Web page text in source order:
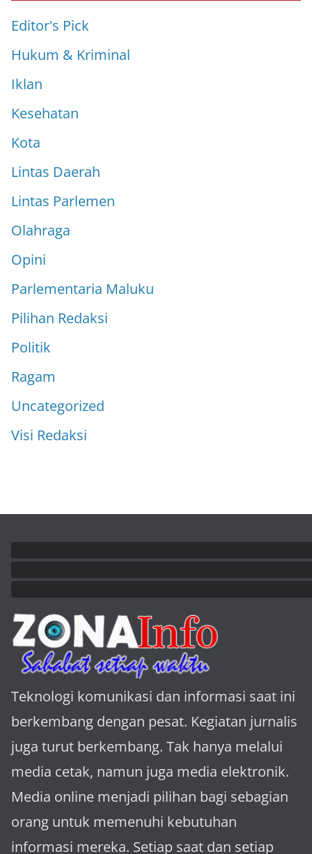
Editor's Pick
Hukum & Kriminal
Iklan
Kesehatan
Kota
Lintas Daerah
Lintas Parlemen
Olahraga
Opini
Parlementaria Maluku
Pilihan Redaksi
Politik
Ragam
Uncategorized
Visi Redaksi
Teknologi komunikasi dan informasi saat ini
berkembang dengan pesat. Kegiatan jurnalis
juga turut berkembang. Tak hanya melalui
media cetak, namun juga media elektronik.
Media online menjadi pilihan bagi sebagian
orang untuk memenuhi kebutuhan
informasi mereka. Setiap saat dan setiap